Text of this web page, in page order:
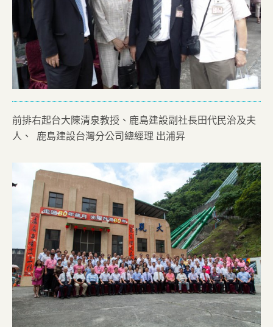
前排右起台大陳清泉教授、鹿島建設副社長田代民治及夫
人、 鹿島建設台灣分公司總經理 出浦昇